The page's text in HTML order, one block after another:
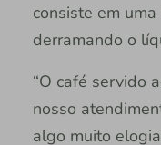
consiste em
derramando o
“O café servido
nosso
algo muito